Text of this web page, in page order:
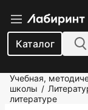
Каталог
Учебная,
школы /
литературе